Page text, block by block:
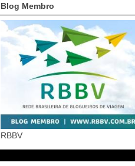
Blog Membro
RBBV